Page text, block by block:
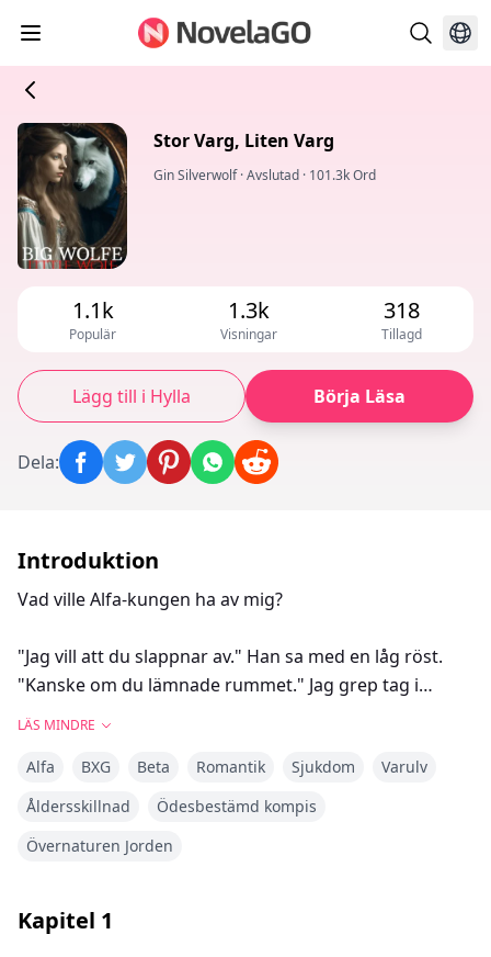
Stor Varg, Liten Varg
Gin Silverwolf·Avslutad · 101.3k Ord
1.1k
Populär
1.3k
Visningar
318
Tillagd
Lägg till i Hylla Börja Läsa
Dela:
Introduktion
Vad ville Alfa-kungen ha av mig?
"Jag vill att du slappnar av." Han sa med en låg röst.
"Kanske om du lämnade rummet." Jag grep tag i
kudden för att täcka mig. Hans hasselbruna ögon
göra."
Vad ville Alfa-kungen ha av mig?
Hennes flock var förstörd.
Sedan förlorade hon allt.
Men när Layla vaknar upp i en främmande flock utan
LÄS MINDRE
Alfa BXG Beta Romantik Sjukdom
Varulv
Åldersskillnad
Ödesbestämd kompis
Övernaturen Jorden
Kapitel 1